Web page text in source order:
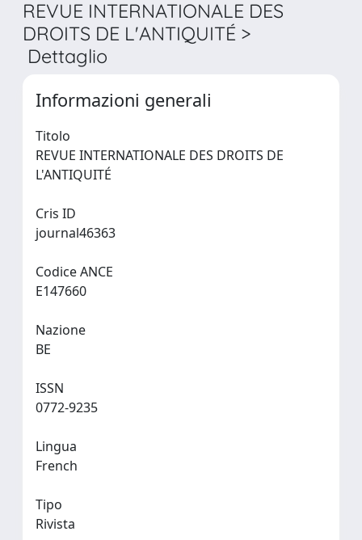
REVUE INTERNATIONALE DES
DROITS DE L'ANTIQUITÉ >
Dettaglio
Informazioni generali
Titolo
REVUE INTERNATIONALE DES DROITS DE
Cris ID
Codice ANCE
Nazione
ISSN
Lingua
Tipo
Rivista